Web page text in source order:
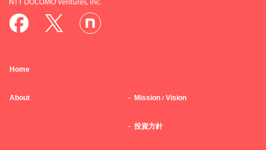
Home
About Mission / Vision
投資方針